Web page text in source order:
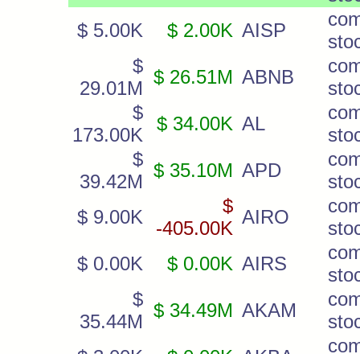
$ 5.00K
$ 2.00K AISP
$
29.01M
$ 26.51M ABNB
$
173.00K
$ 34.00K AL
$
39.42M
$ 35.10M APD
$ 9.00K
$
-405.00K
AIRO
$ 0.00K
$ 0.00K AIRS
$
35.44M
$ 34.49M AKAM